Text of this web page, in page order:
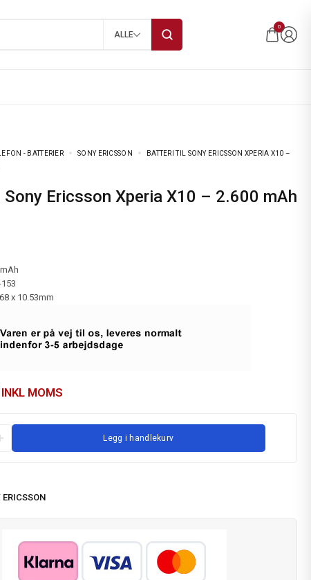
ALLE
0
- BATTERIER SONY ERICSSON
BATTERI TIL SONY ERICSSON XPERIA X10 –
x 10.53mm
INKL MOMS
Legg i handlekurv
ERICSSON